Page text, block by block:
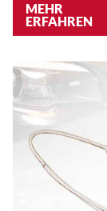
MEHR
ERFAHREN